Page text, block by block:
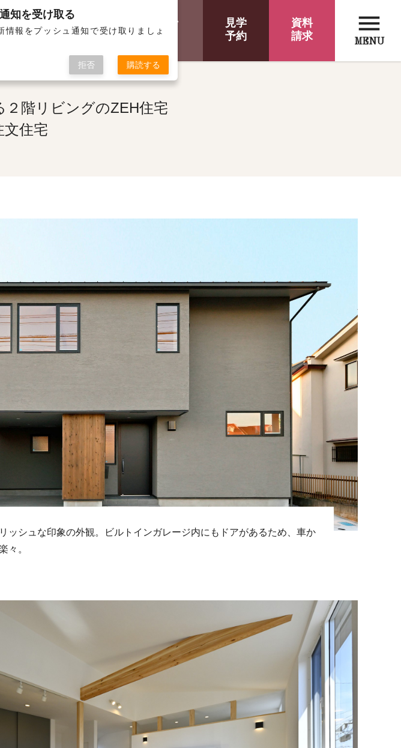
階リビングのZEH住宅
オンライン
相談
見学
予約
資料
請求
menu
MENU
階リビングのZEH住宅
文住宅
ッシュな印象の外観。ビルトインガレージ内にもドアがあるため、車か
々。
知を受け取る
報をプッシュ通知で受け取りましょ
拒否 購読する